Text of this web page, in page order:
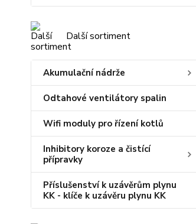
Další sortiment
Akumulační nádrže
Odtahové ventilátory spalin
Wifi moduly pro řízení kotlů
Inhibitory koroze a čistící
přípravky
Příslušenství k uzávěrům plynu
KK - klíče k uzávěru plynu KK